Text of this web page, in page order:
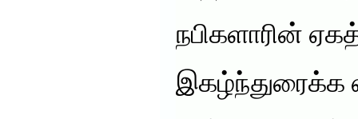
நபிகளாரின்
இகழ்ந்துரைக்க